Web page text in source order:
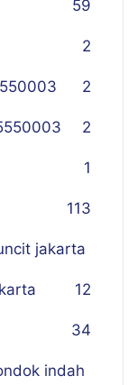
59
2
2
2
1
113
jakarta
12
34
indah